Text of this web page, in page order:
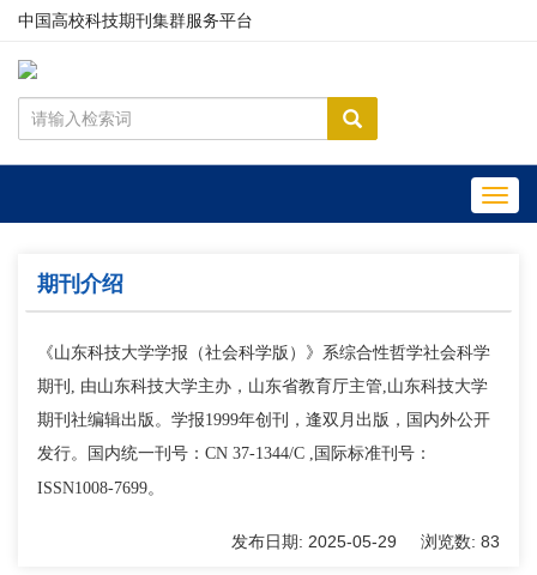
中国高校科技期刊集群服务平台
期刊介绍
《山东科技大学学报（社会科学版）》系综合性哲学社会科学
期刊, 由山东科技大学主办，山东省教育厅主管,山东科技大学
期刊社编辑出版。学报1999年创刊，逢双月出版，国内外公开
发行。国内统一刊号：CN 37-1344/C ,国际标准刊号：
ISSN1008-7699。
发布日期: 2025-05-29 浏览数: 83